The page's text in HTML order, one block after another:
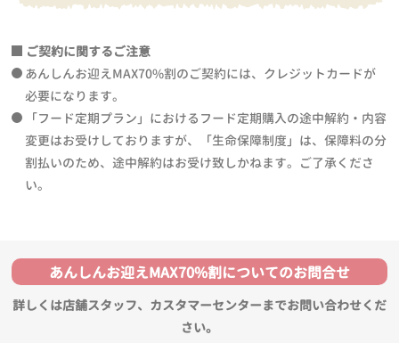
ご契約に関するご注意
あんしんお迎えMAX70%割のご契約には、クレジットカードが
必要になります。
「フード定期プラン」におけるフード定期購入の途中解約・内容
変更はお受けしておりますが、「生命保障制度」は、保障料の分
割払いのため、途中解約はお受け致しかねます。ご了承くださ
い。
あんしんお迎えMAX70%割についてのお問合せ
詳しくは店舗スタッフ、カスタマーセンターまでお問い合わせくだ
さい。